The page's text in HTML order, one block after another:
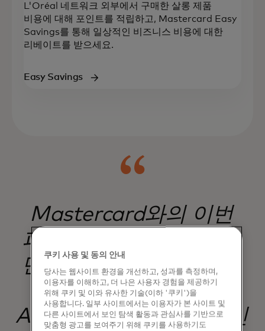
L'Oréal 네트워크 외부에서 구매한 살롱 제품
비용에 대해 포인트를 적립하고, Mastercard Easy
Savings를 통해 일상적인 비즈니스 비용에 대한
리베이트를 받으세요.
Easy Savings
Mastercard와의 이번
파트너십을 통해 우리는
단순히 카드를 제공하는
것이 아니라, L'Oréal
Academy 교육, 독점적인
쿠키 사용 및 동의 안내
당사는 웹사이트 환경을 개선하고, 성과를 측정하며,
이용자를 이해하고, 더 나은 사용자 경험을 제공하기
위해 쿠키 및 이와 유사한 기술(이하 '쿠키')을
사용합니다. 일부 사이트에서는 이용자가 본 사이트 및
다른 사이트에서 보인 탐색 활동과 관심사를 기반으로
맞춤형 광고를 보여주기 위해 쿠키를 사용하기도